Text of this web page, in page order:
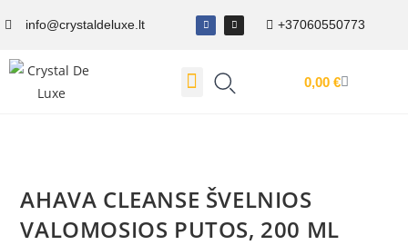
info@crystaldeluxe.lt +37060550773
0,00 €
AHAVA CLEANSE ŠVELNIOS
VALOMOSIOS PUTOS, 200 ML